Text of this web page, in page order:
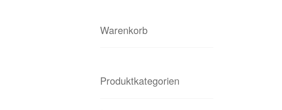
Warenkorb
Produktkategorien